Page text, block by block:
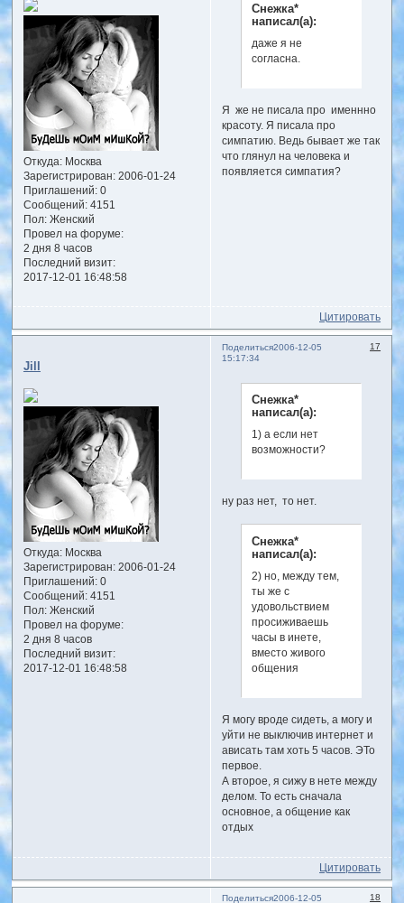
Откуда:Москва
Зарегистрирован: 2006-01-24
Приглашений:0
Сообщений:4151
Пол:Женский
Провел на форуме:
2 дня 8 часов
Последний визит:
2017-12-01 16:48:58
Снежка*
написал(а):
даже я не
согласна.
Я же не писала про именнно
красоту. Я писала про
симпатию. Ведь бывает же так
что глянул на человека и
появляется симпатия?
Цитировать
Поделиться 17
2006-12-05
15:17:34
Jill
Откуда:Москва
Зарегистрирован: 2006-01-24
Приглашений:0
Сообщений:4151
Пол:Женский
Провел на форуме:
2 дня 8 часов
Последний визит:
2017-12-01 16:48:58
Снежка*
написал(а):
1) а если нет
возможности?
ну раз нет, то нет.
Снежка*
написал(а):
2) но, между тем,
ты же с
удовольствием
просиживаешь
часы в инете,
вместо живого
общения
Я могу вроде сидеть, а могу и
уйти не выключив интернет и
ависать там хоть 5 часов. ЭТо
первое.
А второе, я сижу в нете между
делом. То есть сначала
основное, а общение как
отдых
Цитировать
Поделиться 18
2006-12-05